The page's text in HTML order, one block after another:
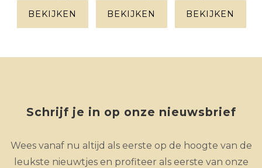
zit)
BEKIJKEN
zit)
BEKIJKEN
(3-zit)
ribfluweel
BEKIJKEN
Schrijf je in op onze nieuwsbrief
Wees vanaf nu altijd als eerste op de hoogte van de
leukste nieuwtjes en profiteer als eerste van onze